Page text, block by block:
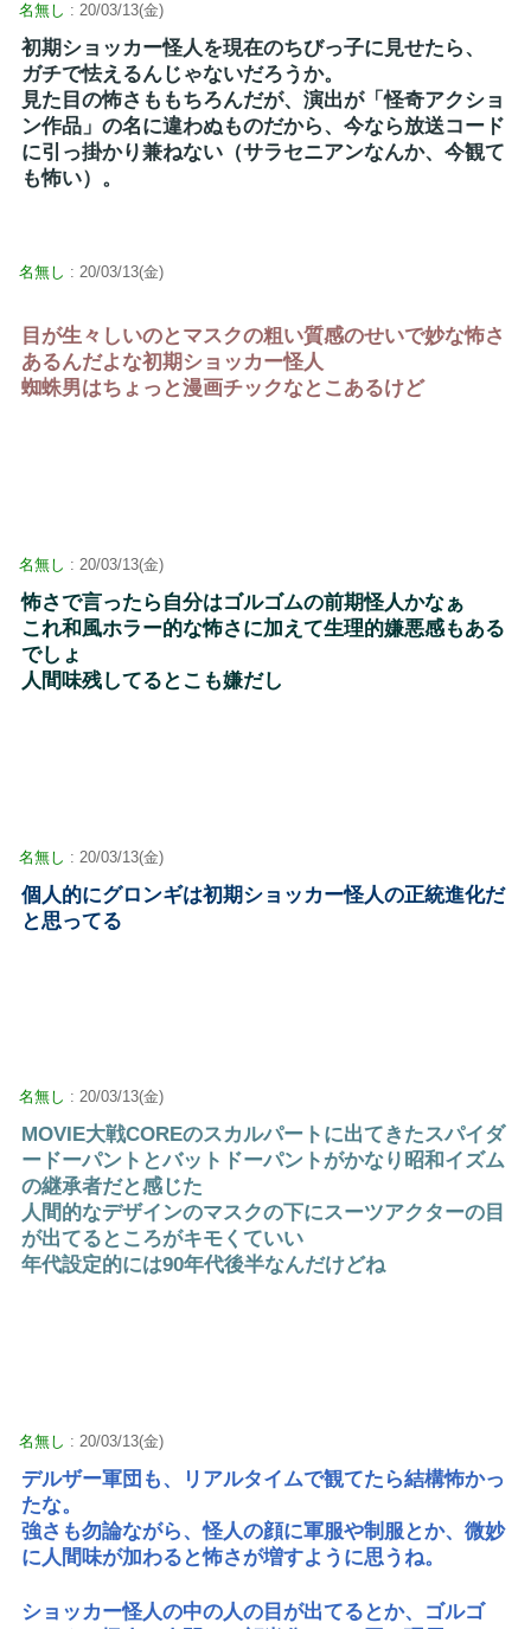
名無し : 20/03/13(金)
初期ショッカー怪人を現在のちびっ子に見せたら、
ガチで怯えるんじゃないだろうか。
見た目の怖さももちろんだが、演出が「怪奇アクショ
ン作品」の名に違わぬものだから、今なら放送コード
に引っ掛かり兼ねない（サラセニアンなんか、今観て
も怖い）。
名無し : 20/03/13(金)
目が生々しいのとマスクの粗い質感のせいで妙な怖さ
あるんだよな初期ショッカー怪人
蜘蛛男はちょっと漫画チックなとこあるけど
名無し : 20/03/13(金)
怖さで言ったら自分はゴルゴムの前期怪人かなぁ
これ和風ホラー的な怖さに加えて生理的嫌悪感もある
でしょ
人間味残してるとこも嫌だし
名無し : 20/03/13(金)
個人的にグロンギは初期ショッカー怪人の正統進化だ
と思ってる
名無し : 20/03/13(金)
MOVIE大戦COREのスカルパートに出てきたスパイダ
ードーパントとバットドーパントがかなり昭和イズム
の継承者だと感じた
人間的なデザインのマスクの下にスーツアクターの目
が出てるところがキモくていい
年代設定的には90年代後半なんだけどね
名無し : 20/03/13(金)
デルザー軍団も、リアルタイムで観てたら結構怖かっ
たな。
強さも勿論ながら、怪人の顔に軍服や制服とか、微妙
に人間味が加わると怖さが増すように思うね。
ショッカー怪人の中の人の目が出てるとか、ゴルゴ